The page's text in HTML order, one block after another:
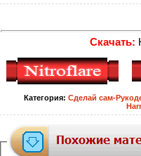
Скачать:
Категория: Сделай сам-